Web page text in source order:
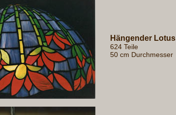
Hängender Lotus
624 Teile
50 cm Durchmesser